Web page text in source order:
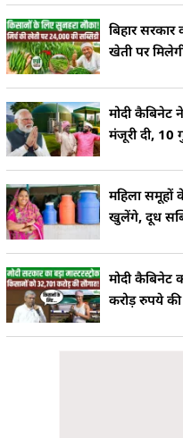
बिहार सरकार
खेती पर
मोदी कैबिनेट
मंजूरी दी, 10
महिला
खुलेंगे, दूध
मोदी कैबिनेट
करोड़ रुपये